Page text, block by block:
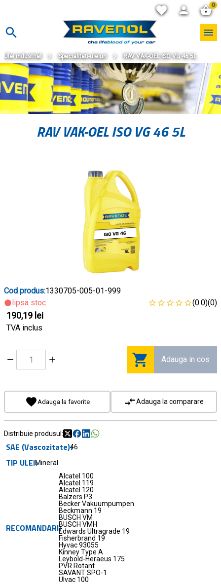
0
Ulei industrial Specialitati-uleiuri RAV VAK-OEL ISO VG 46 5L
RAV VAK-OEL ISO VG 46 5L
SAE (Vascozitate)46
TIP ULEIMineral
RECOMANDARI
Alcatel 100
Alcatel 119
Alcatel 120
Balzers P3
Becker Vakuumpumpen
Beckmann 19
BUSCH VM
BUSCH VMH
Edwards Ultragrade 19
Fisherbrand 19
Hyvac 93055
Kinney Type A
Leybold-Heraeus 175
PVR Rotant
SAVANT SPO-1
Ulvac 100
Cod produs:1330705-005-01-999
lipsa stoc
(0.0)(0)
190,19 lei
TVA inclus
Adauga in cos
Adauga la favorite Adauga la comparare
Distribuie produsul: